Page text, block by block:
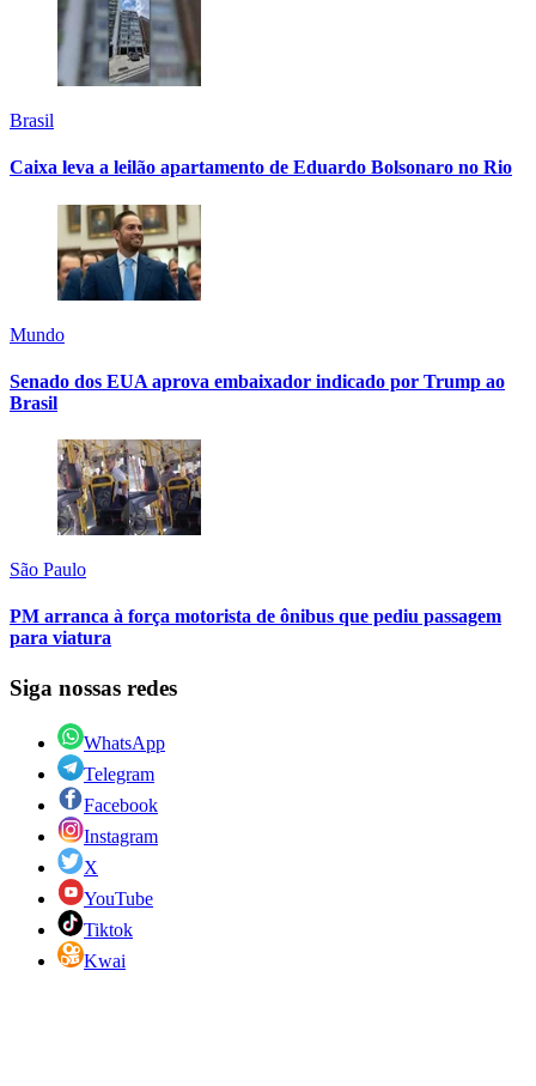
Brasil
Caixa leva a leilão apartamento de Eduardo Bolsonaro no Rio
Mundo
Senado dos EUA aprova embaixador indicado por Trump ao
Brasil
São Paulo
PM arranca à força motorista de ônibus que pediu passagem
para viatura
Siga nossas redes
WhatsApp
Telegram
Facebook
Instagram
X
YouTube
Tiktok
Kwai